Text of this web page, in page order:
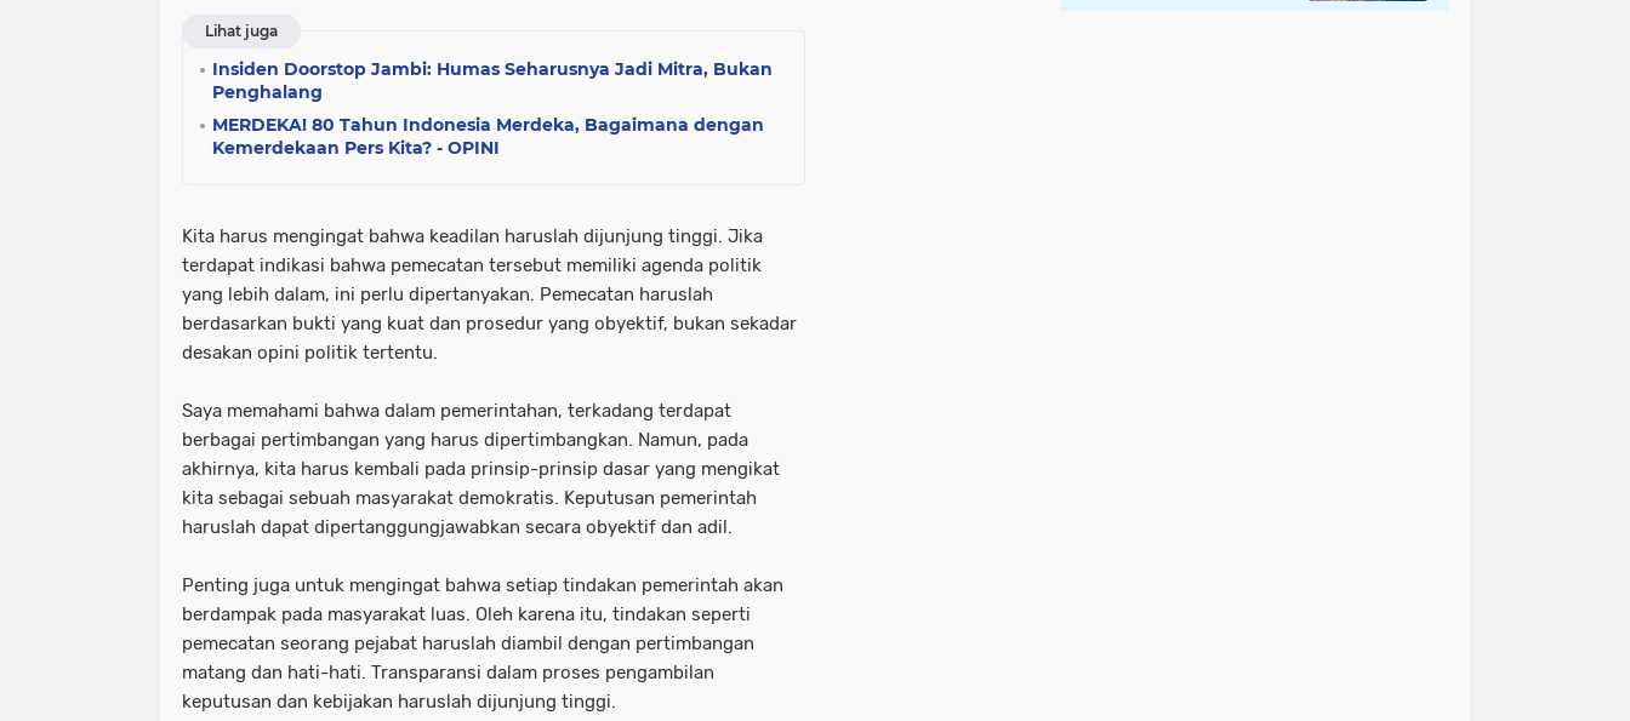
Lihat juga
Insiden Doorstop Jambi: Humas Seharusnya Jadi Mitra, Bukan
Penghalang
MERDEKA! 80 Tahun Indonesia Merdeka, Bagaimana dengan
Kemerdekaan Pers Kita? - OPINI
Kita harus mengingat bahwa keadilan haruslah dijunjung tinggi. Jika
terdapat indikasi bahwa pemecatan tersebut memiliki agenda politik
yang lebih dalam, ini perlu dipertanyakan. Pemecatan haruslah
berdasarkan bukti yang kuat dan prosedur yang obyektif, bukan sekadar
desakan opini politik tertentu.
Saya memahami bahwa dalam pemerintahan, terkadang terdapat
berbagai pertimbangan yang harus dipertimbangkan. Namun, pada
akhirnya, kita harus kembali pada prinsip-prinsip dasar yang mengikat
kita sebagai sebuah masyarakat demokratis. Keputusan pemerintah
haruslah dapat dipertanggungjawabkan secara obyektif dan adil.
Penting juga untuk mengingat bahwa setiap tindakan pemerintah akan
berdampak pada masyarakat luas. Oleh karena itu, tindakan seperti
pemecatan seorang pejabat haruslah diambil dengan pertimbangan
matang dan hati-hati. Transparansi dalam proses pengambilan
keputusan dan kebijakan haruslah dijunjung tinggi.